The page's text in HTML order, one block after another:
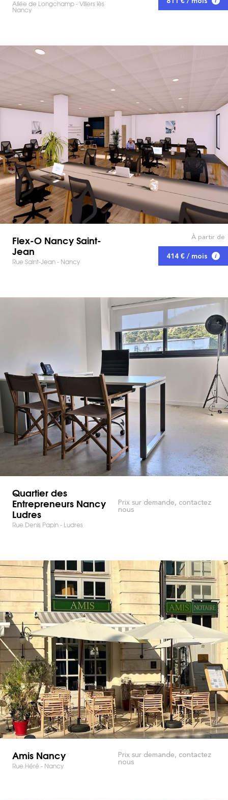
Allée de Longchamp - Villers lès
Nancy
Flex-O Nancy Saint-
Jean
Rue Saint-Jean - Nancy
À partir de
414 € / mois
Quartier des
Entrepreneurs Nancy
Ludres
Rue Denis Papin - Ludres
Prix sur demande, contactez
nous
Amis Nancy
Rue Héré - Nancy
Prix sur demande, contactez
nous